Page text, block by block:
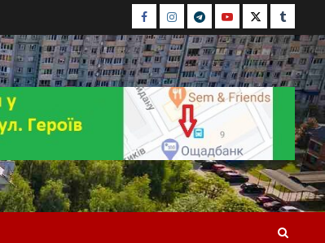
Facebook
Instagram
TelegramYoutubeTwitterTumblr